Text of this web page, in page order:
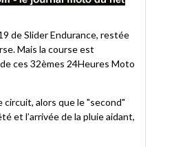
de Slider Endurance, restée
Mais la course est
ces 32èmes 24Heures Moto
alors que le "second"
et l’arrivée de la pluie aidant,